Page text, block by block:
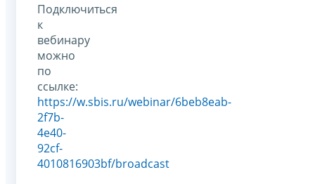
Подключиться
к
вебинару
можно
по
ссылке:
https://w.sbis.ru/webinar/6beb8eab-
2f7b-
4e40-
92cf-
4010816903bf/broadcast